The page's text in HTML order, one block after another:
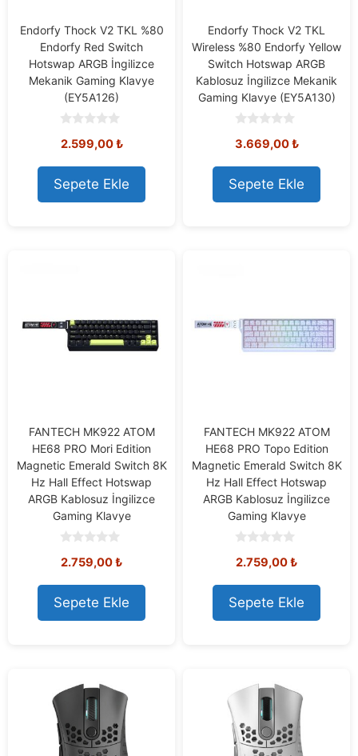
Endorfy Thock V2 TKL %80
Endorfy Red Switch
Hotswap ARGB İngilizce
Mekanik Gaming Klavye
(EY5A126)
o
t
o
f
5
2.599,00₺
Sepete Ekle
Endorfy Thock V2 TKL
Wireless %80 Endorfy Yellow
Switch Hotswap ARGB
Kablosuz İngilizce Mekanik
Gaming Klavye (EY5A130)
o
t
o
f
5
3.669,00₺
Sepete Ekle
FANTECH MK922 ATOM
HE68 PRO Mori Edition
Magnetic Emerald Switch 8K
Hz Hall Effect Hotswap
ARGB Kablosuz İngilizce
Gaming Klavye
o
t
o
f
5
2.759,00₺
Sepete Ekle
FANTECH MK922 ATOM
HE68 PRO Topo Edition
Magnetic Emerald Switch 8K
Hz Hall Effect Hotswap
ARGB Kablosuz İngilizce
Gaming Klavye
o
t
o
f
5
2.759,00₺
Sepete Ekle